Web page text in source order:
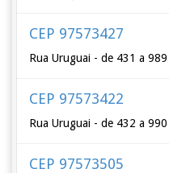
CEP 97573427
Rua Uruguai - de 431 a
CEP 97573422
Rua Uruguai - de 432 a
CEP 97573505